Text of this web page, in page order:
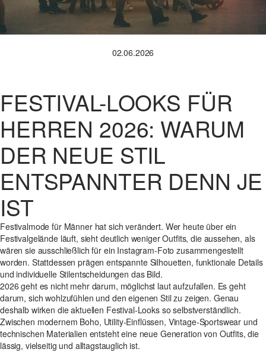
02.06.2026
FESTIVAL-LOOKS FÜR
HERREN 2026: WARUM
DER NEUE STIL
ENTSPANNTER DENN JE
IST
Festivalmode für Männer hat sich verändert. Wer heute über ein
Festivalgelände läuft, sieht deutlich weniger Outfits, die aussehen, als
wären sie ausschließlich für ein Instagram-Foto zusammengestellt
worden. Stattdessen prägen entspannte Silhouetten, funktionale Details
und individuelle Stilentscheidungen das Bild.
2026 geht es nicht mehr darum, möglichst laut aufzufallen. Es geht
darum, sich wohlzufühlen und den eigenen Stil zu zeigen. Genau
deshalb wirken die aktuellen Festival-Looks so selbstverständlich.
Zwischen modernem Boho, Utility-Einflüssen, Vintage-Sportswear und
technischen Materialien entsteht eine neue Generation von Outfits, die
lässig, vielseitig und alltagstauglich ist.